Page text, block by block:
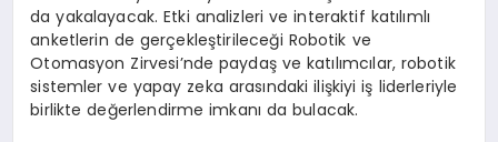
da yakalayacak. Etki analizleri ve interaktif katılımlı
anketlerin de gerçekleştirileceği Robotik ve
Otomasyon Zirvesi’nde paydaş ve katılımcılar, robotik
sistemler ve yapay zeka arasındaki ilişkiyi iş liderleriyle
birlikte değerlendirme imkanı da bulacak.